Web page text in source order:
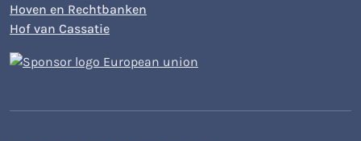
Hoven en Rechtbanken
Hof van Cassatie